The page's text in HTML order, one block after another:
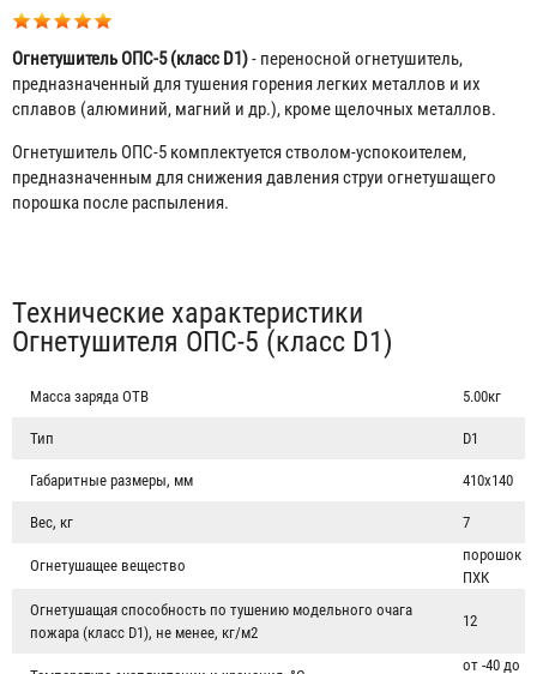
Огнетушитель ОПС-5 (класс D1)- переносной огнетушитель,
предназначенный для тушения горения легких металлов и их
сплавов (алюминий, магний и др.), кроме щелочных металлов.
Огнетушитель ОПС-5 комплектуется стволом-успокоителем,
предназначенным для снижения давления струи огнетушащего
порошка после распыления.
Табы
Технические характеристики
Огнетушителя ОПС-5 (класс D1)
Масса заряда ОТВ 5.00кг
Тип D1
Габаритные размеры, мм 410х140
Вес, кг 7
Огнетушащее вещество
порошок
ПХК
Огнетушащая способность по тушению модельного очага
пожара (класс D1), не менее, кг/м2
12
от -40 до